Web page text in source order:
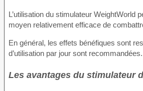
L’utilisation du stimulateur WeightWorld
moyen relativement efficace de
En général, les effets bénéfiques sont
d’utilisation par jour sont recommandées.
Les avantages du stimulateur